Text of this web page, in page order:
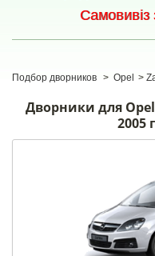
Самовивіз
Подбор дворников > Opel >
Дворники для
2005